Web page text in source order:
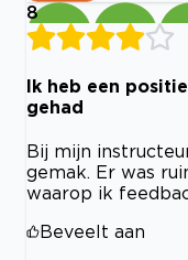
8
Ik heb een
gehad
Bij mijn
gemak. Er was
waarop ik
Beveelt aan